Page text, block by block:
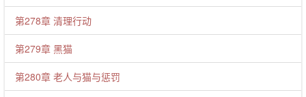
第278章 清理行动
第279章 黑猫
第280章 老人与猫与惩罚